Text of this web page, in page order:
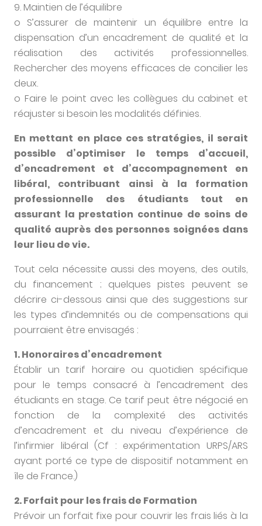
9. Maintien de l’équilibre
o S’assurer de maintenir un équilibre entre la
dispensation d’un encadrement de qualité et la
réalisation des activités professionnelles.
Rechercher des moyens efficaces de concilier les
deux.
o Faire le point avec les collègues du cabinet et
réajuster si besoin les modalités définies.
En mettant en place ces stratégies, il serait
possible d’optimiser le temps d’accueil,
d’encadrement et d’accompagnement en
libéral, contribuant ainsi à la formation
professionnelle des étudiants tout en
assurant la prestation continue de soins de
qualité auprès des personnes soignées dans
leur lieu de vie.
Tout cela nécessite aussi des moyens, des outils,
du financement ; quelques pistes peuvent se
décrire ci-dessous ainsi que des suggestions sur
les types d’indemnités ou de compensations qui
pourraient être envisagés :
1. Honoraires d’encadrement
Établir un tarif horaire ou quotidien spécifique
pour le temps consacré à l’encadrement des
étudiants en stage. Ce tarif peut être négocié en
fonction de la complexité des activités
d’encadrement et du niveau d’expérience de
l’infirmier libéral (Cf : expérimentation URPS/ARS
ayant porté ce type de dispositif notamment en
île de France.)
2. Forfait pour les frais de Formation
Prévoir un forfait fixe pour couvrir les frais liés à la